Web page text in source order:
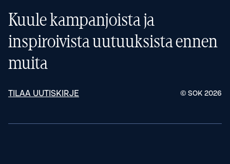
Kuule kampanjoista ja
inspiroivista uutuuksista ennen
muita
TILAA UUTISKIRJE © SOK 2026